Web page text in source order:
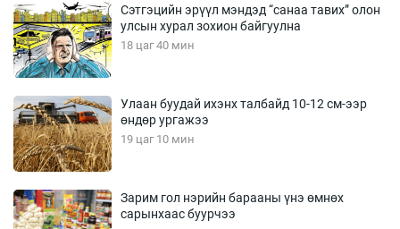
Сэтгэцийн эрүүл мэндэд “санаа тавих” олон
улсын хурал зохион байгуулна
18 цаг 40 мин
Улаан буудай ихэнх талбайд 10-12 см-ээр
өндөр ургажээ
19 цаг 10 мин
Зарим гол нэрийн барааны үнэ өмнөх
сарынхаас буурчээ